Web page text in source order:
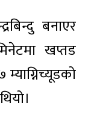
बनाएर
खप्तड
म्याग्निच्यूडको